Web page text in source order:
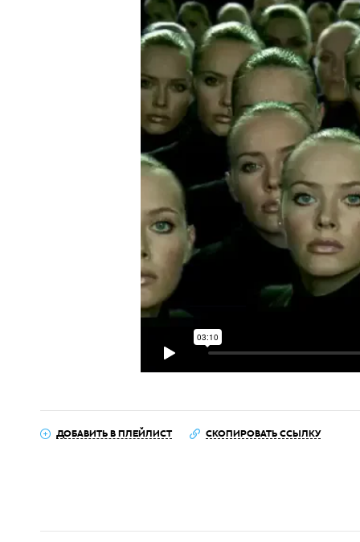
ДОБАВИТЬ В ПЛЕЙЛИСТ СКОПИРОВАТЬ ССЫЛКУ